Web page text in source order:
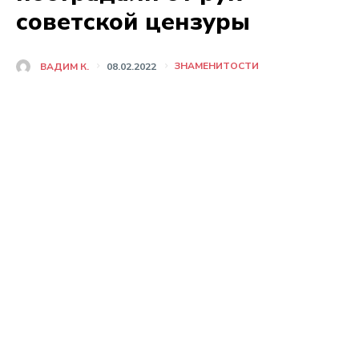
советской цензуры
ВАДИМ К. 08.02.2022 ЗНАМЕНИТОСТИ